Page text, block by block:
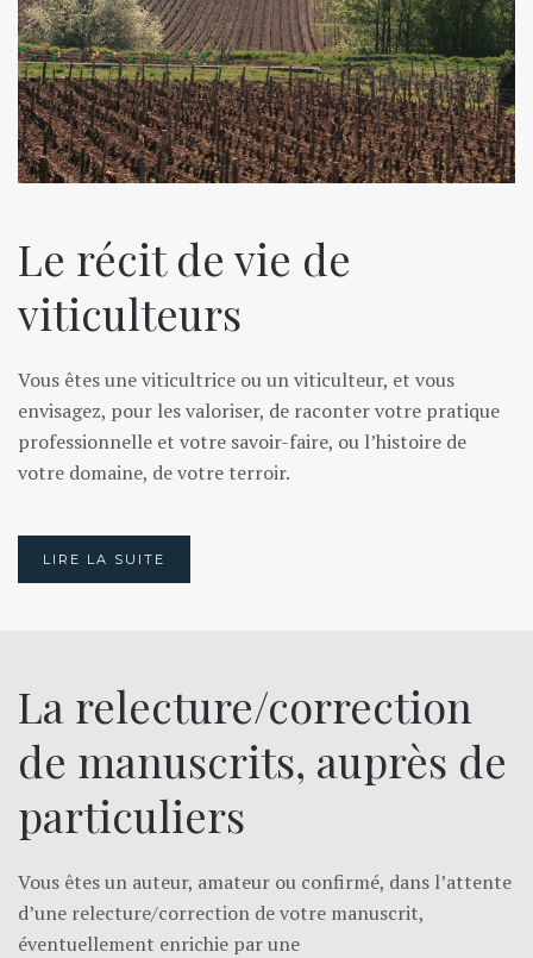
Le récit de vie de
viticulteurs
Vous êtes une viticultrice ou un viticulteur, et vous
envisagez, pour les valoriser, de raconter votre pratique
professionnelle et votre savoir-faire, ou l’histoire de
votre domaine, de votre terroir.
LIRE LA SUITE
La relecture/correction
de manuscrits, auprès de
particuliers
Vous êtes un auteur, amateur ou confirmé, dans l’attente
d’une relecture/correction de votre manuscrit,
éventuellement enrichie par une